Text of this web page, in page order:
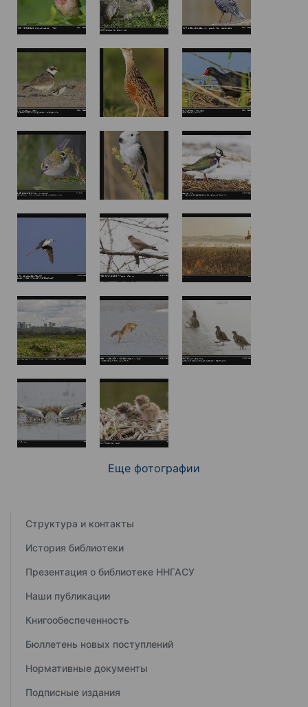
Еще фотографии
Структура и контакты
История библиотеки
Презентация о библиотеке ННГАСУ
Наши публикации
Книгообеспеченность
Бюллетень новых поступлений
Нормативные документы
Подписные издания